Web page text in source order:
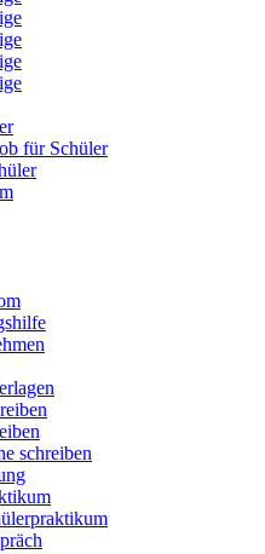
für Schüler
schreiben